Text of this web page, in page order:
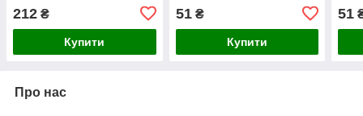
212 ₴
Купити
51₴
Купити
51
Про нас